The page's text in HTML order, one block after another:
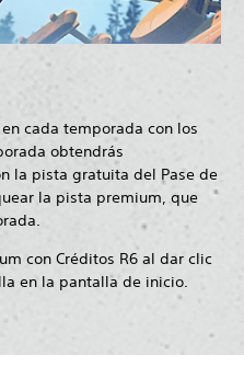
cada temporada con los
obtendrás
la pista gratuita del Pase de
la pista premium, que
con Créditos R6 al dar clic
en la pantalla de inicio.